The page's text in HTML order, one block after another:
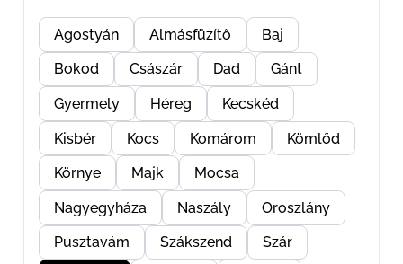
Agostyán Almásfüzítő Baj
Bokod Császár Dad Gánt
Gyermely Héreg Kecskéd
Kisbér Kocs Komárom Kömlőd
Környe Majk Mocsa
Nagyegyháza Naszály Oroszlány
Pusztavám Szákszend Szár